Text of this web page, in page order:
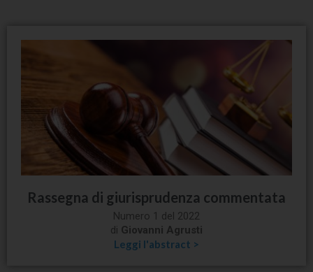
Rassegna di giurisprudenza commentata
Numero 1 del 2022
di Giovanni Agrusti
Leggi l'abstract >